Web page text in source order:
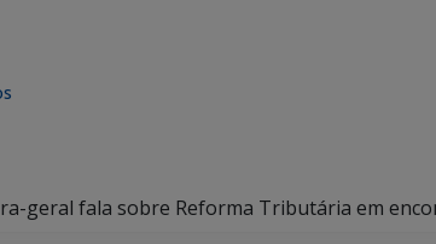
geral fala sobre Reforma Tributária em